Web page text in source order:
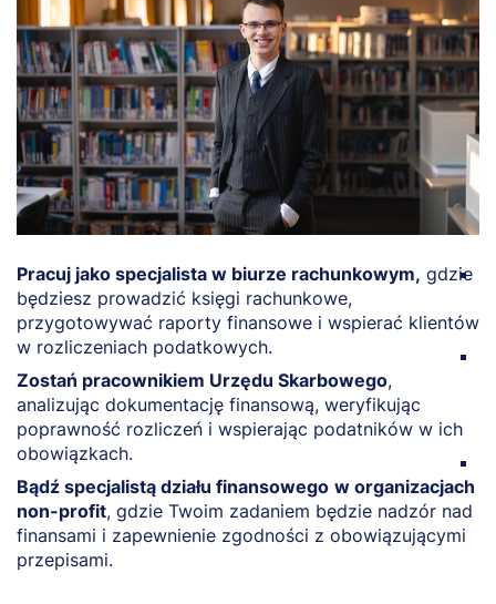
Pracuj jako specjalista w biurze rachunkowym, gdzie
będziesz prowadzić księgi rachunkowe,
przygotowywać raporty finansowe i wspierać klientów
w rozliczeniach podatkowych.
Zostań pracownikiem Urzędu Skarbowego,
analizując dokumentację finansową, weryfikując
poprawność rozliczeń i wspierając podatników w ich
obowiązkach.
Bądź specjalistą działu finansowego w organizacjach
non-profit, gdzie Twoim zadaniem będzie nadzór nad
finansami i zapewnienie zgodności z obowiązującymi
przepisami.